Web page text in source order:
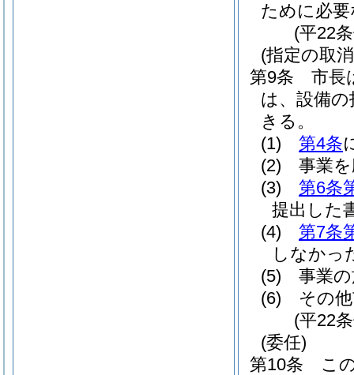
ために必
(平22
(指定の取
第9条
市長
は、設備
きる。
(1)
第4条
(2)
事業
(3)
第6条
提出した
(4)
第7条
しなかっ
(5)
事業
(6)
その
(平22
(委任)
第10条
こ